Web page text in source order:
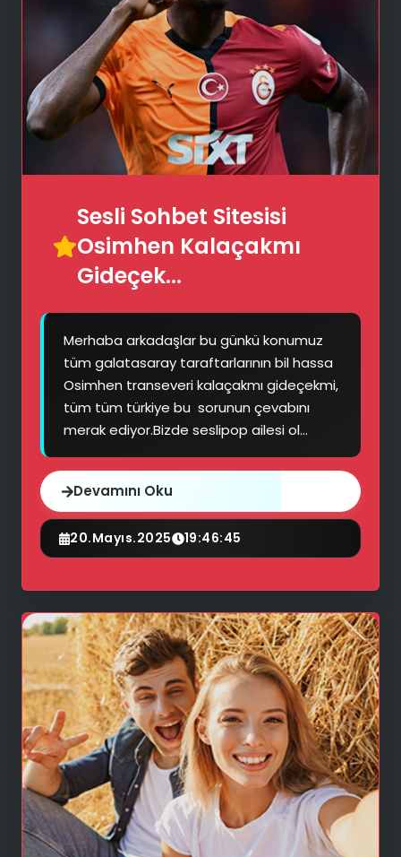
🔊
📝
💬
📶 🤷‍♂️
Sesli Sohbet Sitesisi
Osimhen Kalaçakmı
Gideçek...
Merhaba arkadaşlar bu günkü konumuz
tüm galatasaray taraftarlarının bil hassa
Osimhen transeveri kalaçakmı gideçekmi,
tüm tüm türkiye bu sorunun çevabını
merak ediyor.Bizde seslipop ailesi ol...
Devamını Oku
20.Mayıs.2025 19:46:45